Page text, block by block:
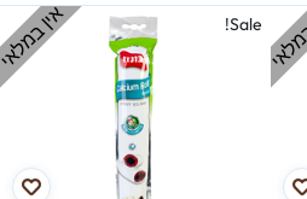
Sale! אין